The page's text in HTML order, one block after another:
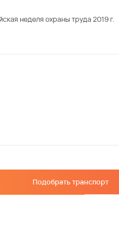
неделя охраны труда 2019 г.
Подобрать транспорт